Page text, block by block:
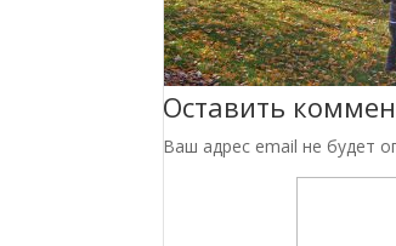
Оставить
Ваш адрес email не будет